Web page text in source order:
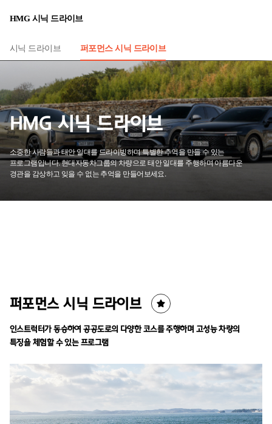
HMG 시닉 드라이브
소중한 사람들과 태안 일대를 드라이빙하며 특별한 추억을 만들 수 있는
프로그램입니다.현대자동차그룹의 차량으로 태안 일대를 주행하며 아름다운
경관을 감상하고 잊을 수 없는 추억을 만들어보세요.
HMG 시닉 드라이브
시닉 드라이브 퍼포먼스 시닉 드라이브
퍼포먼스 시닉 드라이브
인스트럭터가 동승하여 공공도로의 다양한 코스를 주행하며 고성능 차량의
특징을 체험할 수 있는 프로그램